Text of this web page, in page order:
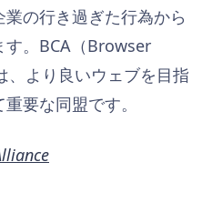
の行き過ぎた行為から
す。BCA（Browser
より良いウェブを目指
要な同盟です。